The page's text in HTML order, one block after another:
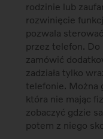
rodzinie lub
rozwinięcie
pozwala
przez telefon. Do
zamówić
zadziała tylko
telefonie. Można
która nie mając
zobaczyć gdzie
potem z niego